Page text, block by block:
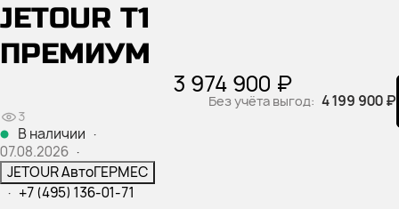
JETOUR T1
ПРЕМИУМ
3
В наличии ·
07.08.2026 ·
JETOUR АвтоГЕРМЕС
· +7 (495) 136-01-71
3 974 900 ₽
Без учёта выгод: 4 199 900 ₽